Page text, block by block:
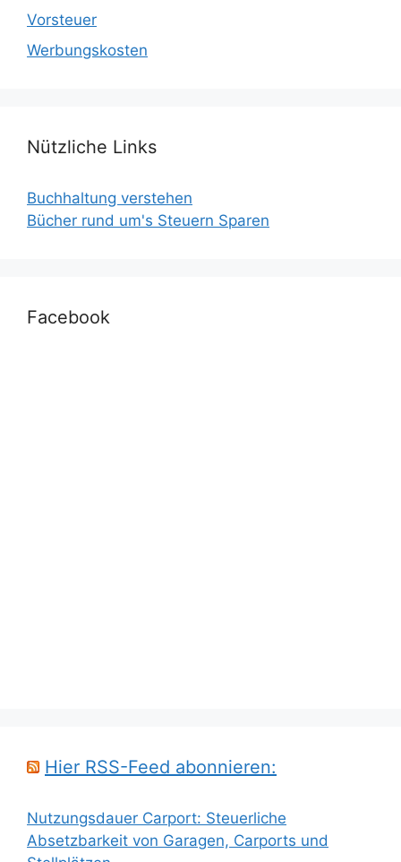
Vorsteuer
Werbungskosten
Nützliche Links
Buchhaltung verstehen
Bücher rund um's Steuern Sparen
Facebook
Hier RSS-Feed abonnieren:
Nutzungsdauer Carport: Steuerliche
Absetzbarkeit von Garagen, Carports und